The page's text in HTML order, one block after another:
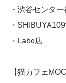
・渋谷センタ
・
・Labo店
【猫カフェ